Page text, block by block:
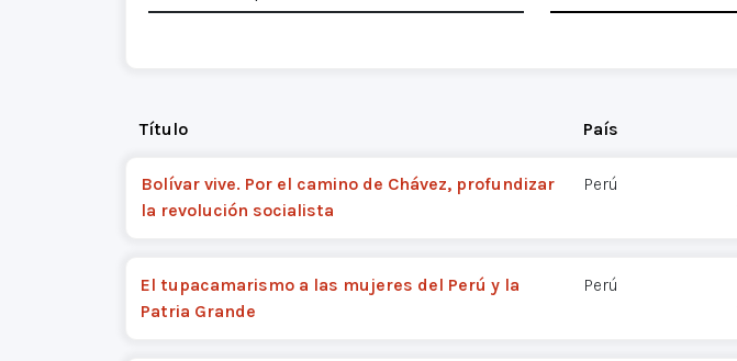
Título País
Bolívar vive. Por el camino de Chávez, profundizar
la revolución socialista
Perú
El tupacamarismo a las mujeres del Perú y la
Patria Grande
Perú